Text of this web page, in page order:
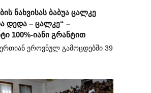
ნახვისას ბაბუა ცალკე
დედა – ცალკე“ –
100%-იანი გრანტით
ეროვნულ გამოცდებში 39